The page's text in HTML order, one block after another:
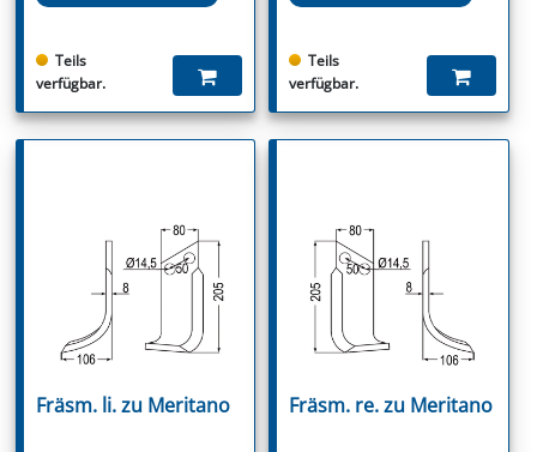
Teils
verfügbar.
Teils
verfügbar.
Fräsm. li. zu Meritano Fräsm. re. zu Meritano